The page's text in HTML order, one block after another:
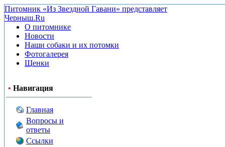
Питомник «Из Звездной Гавани» представляет
Черныш.Ru
О питомнике
Новости
Наши собаки и их потомки
Фотогалерея
Щенки
• Навигация
Главная
Вопросы и
ответы
Ссылки